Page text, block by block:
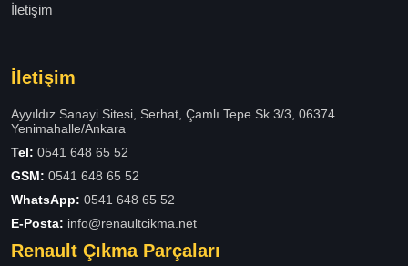
İletişim
İletişim
Ayyıldız Sanayi Sitesi, Serhat, Çamlı Tepe Sk 3/3, 06374
Yenimahalle/Ankara
Tel: 0541 648 65 52
GSM: 0541 648 65 52
WhatsApp: 0541 648 65 52
E-Posta: info@renaultcikma.net
Renault Çıkma Parçaları